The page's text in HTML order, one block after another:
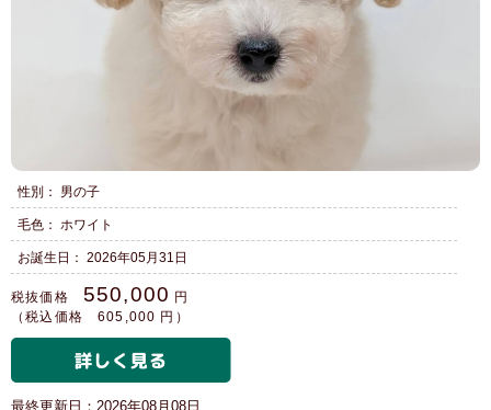
性別： 男の子
毛色： ホワイト
お誕生日： 2026年05月31日
税抜価格 550,000
円
（税込価格 605,000 円）
最終更新日：2026年08月08日